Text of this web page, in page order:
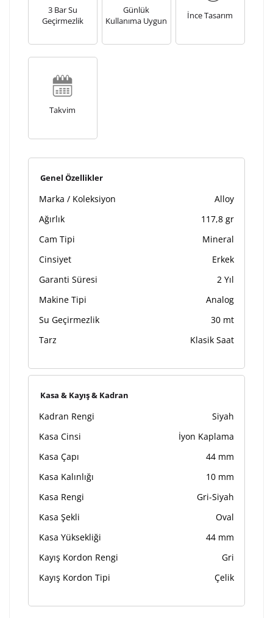
Kişiselleştirilmiş ürünlerin teslim süresi gravür işleme
sebebi ile 1-2 iş günü uzamaktadır. Gravür İşlemi
3 Bar Su
Geçirmezlik
Günlük
Kullanıma Uygun
İnce Tasarım
Takvim
Genel Özellikler
Marka / Koleksiyon
Alloy
Ağırlık
117,8 gr
Cam Tipi
Mineral
Cinsiyet
Erkek
Garanti Süresi
2 Yıl
Makine Tipi
Analog
Su Geçirmezlik
30 mt
Tarz
Klasik Saat
Kasa & Kayış & Kadran
Kadran Rengi
Siyah
Kasa Cinsi
İyon Kaplama
Kasa Çapı
44 mm
Kasa Kalınlığı
10 mm
Kasa Rengi
Gri-Siyah
Kasa Şekli
Oval
Kasa Yüksekliği
44 mm
Kayış Kordon Rengi
Gri
Kayış Kordon Tipi
Çelik